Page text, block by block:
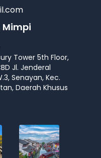
Mimpi
Tower 5th Floor,
Jl. Jenderal
Senayan, Kec.
Daerah Khusus